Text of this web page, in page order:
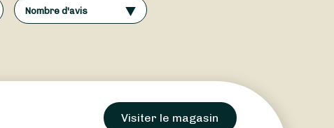
Nombre d'avis
Visiter le magasin